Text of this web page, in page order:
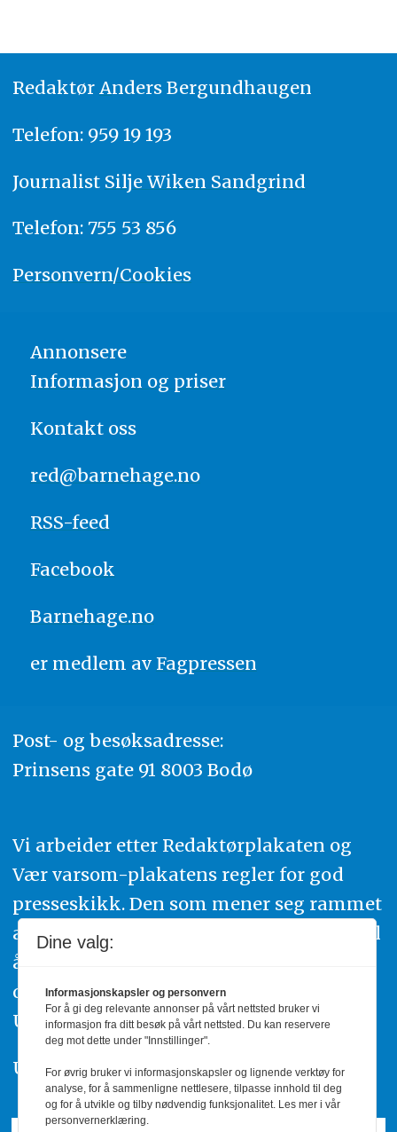
Redaktør Anders Bergundhaugen
Telefon: 959 19 193
Journalist Silje Wiken Sandgrind
Telefon: 755 53 856
Personvern/Cookies
Annonsere
Informasjon og priser
Kontakt oss
red@barnehage.no
RSS-feed
Facebook
Barnehage.no
er medlem av Fagpressen
Post- og besøksadresse:
Prinsens gate 91 8003 Bodø
Vi arbeider etter Redaktørplakaten og
Vær varsom-plakatens regler for god
presseskikk. Den som mener seg rammet
av urettmessig publisering, oppfordres til
å ta kontakt med redaksjonen. Du kan
også klage inn saker til Pressens Faglige
Utvalg,www.pfu.no.
Utgiver: PBL
Dine valg:
Informasjonskapsler og personvern
For å gi deg relevante annonser på vårt nettsted bruker vi
informasjon fra ditt besøk på vårt nettsted. Du kan reservere
deg mot dette under "Innstillinger".
For øvrig bruker vi informasjonskapsler og lignende verktøy for
analyse, for å sammenligne nettlesere, tilpasse innhold til deg
og for å utvikle og tilby nødvendig funksjonalitet. Les mer i vår
personvernerklæring.